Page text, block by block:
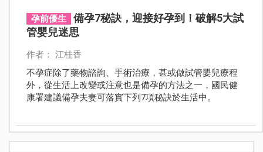
孕前優生
備孕7秘訣，迎接好孕到！破解5大試
管嬰兒迷思
作者： 江桂香
不孕症除了藥物諮詢、手術治療，甚或做試管嬰兒療程
外，從生活上改變或注意也是備孕的方法之一，國民健
康署建議備孕夫妻可落實下列7項秘訣於生活中。